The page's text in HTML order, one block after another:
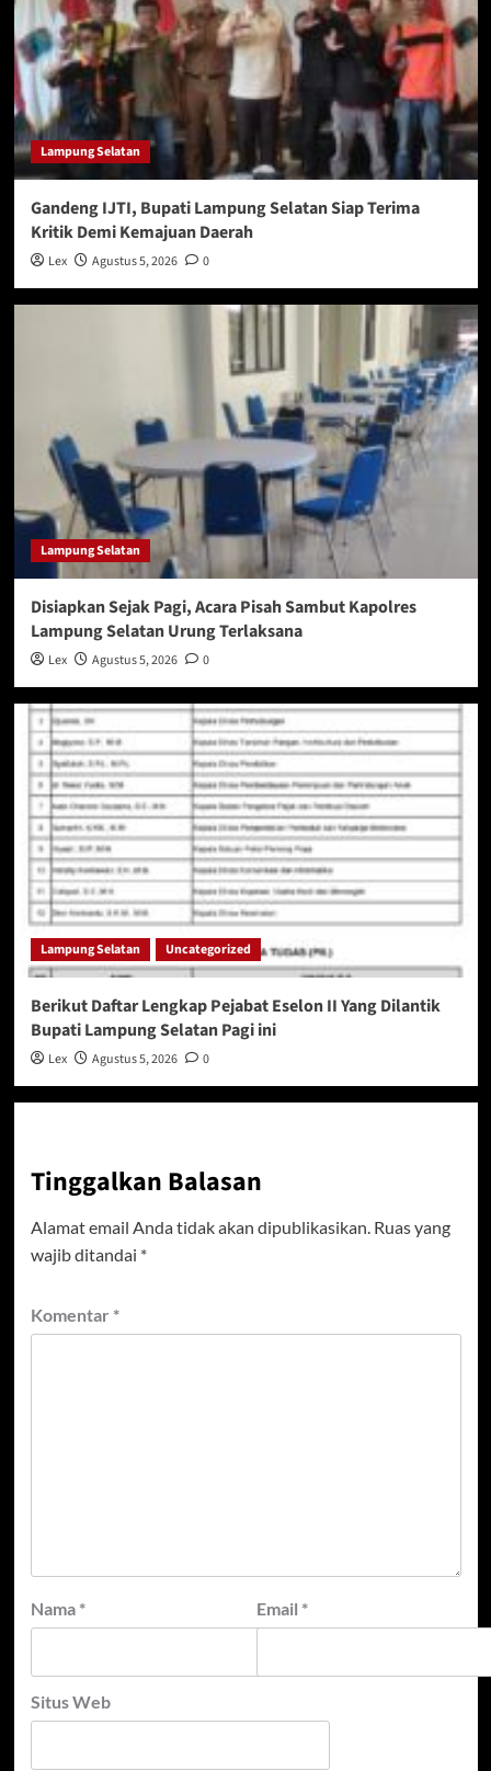
Lampung Selatan
Gandeng IJTI, Bupati Lampung Selatan Siap Terima
Kritik Demi Kemajuan Daerah
Lex Agustus 5, 2026 0
Lampung Selatan
Disiapkan Sejak Pagi, Acara Pisah Sambut Kapolres
Lampung Selatan Urung Terlaksana
Lex Agustus 5, 2026 0
Lampung Selatan Uncategorized
Berikut Daftar Lengkap Pejabat Eselon II Yang Dilantik
Bupati Lampung Selatan Pagi ini
Lex Agustus 5, 2026 0
Tinggalkan Balasan
Alamat email Anda tidak akan dipublikasikan. Ruas yang
wajib ditandai *
Komentar *
Nama * Email *
Situs Web